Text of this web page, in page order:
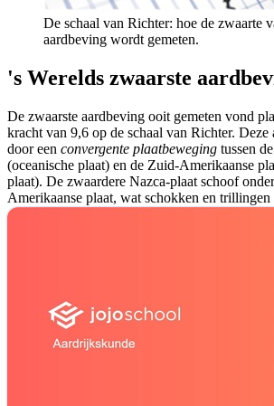
De schaal van Richter: hoe de zwaarte
aardbeving wordt gemeten.
's Werelds zwaarste
De zwaarste aardbeving ooit gemeten vond
kracht van 9,6 op de schaal van Richter. Deze
door een convergente plaatbeweging tussen
(oceanische plaat) en de Zuid-Amerikaanse
plaat). De zwaardere Nazca-plaat schoof
Amerikaanse plaat, wat schokken en trillingen